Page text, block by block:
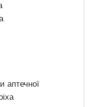
аптечної